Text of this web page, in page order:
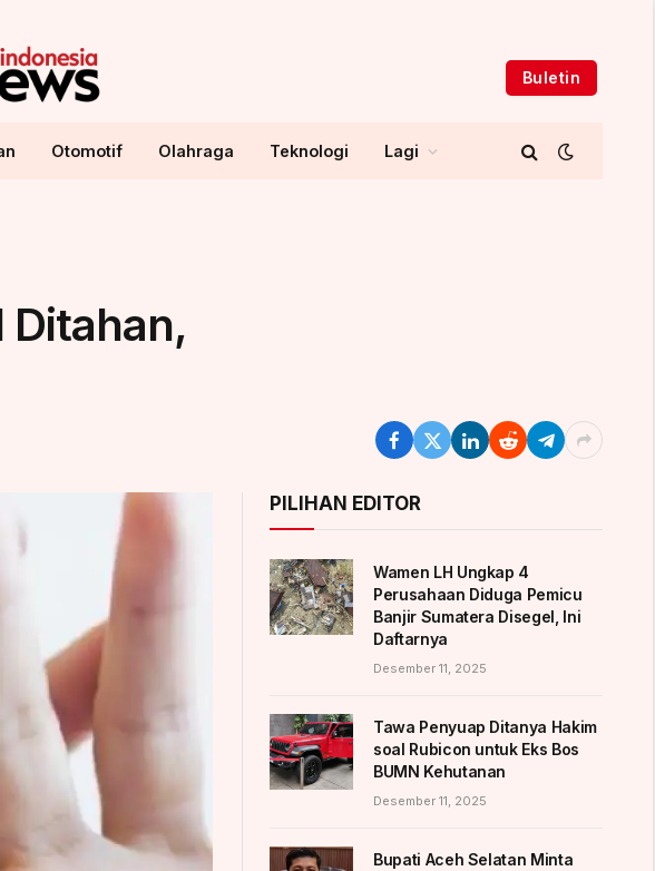
Buletin
Otomotif Olahraga Teknologi Lagi
Ditahan,
PILIHAN EDITOR
Wamen LH Ungkap 4
Perusahaan Diduga Pemicu
Banjir Sumatera Disegel, Ini
Daftarnya
Desember 11, 2025
Tawa Penyuap Ditanya Hakim
soal Rubicon untuk Eks Bos
BUMN Kehutanan
Desember 11, 2025
Bupati Aceh Selatan Minta